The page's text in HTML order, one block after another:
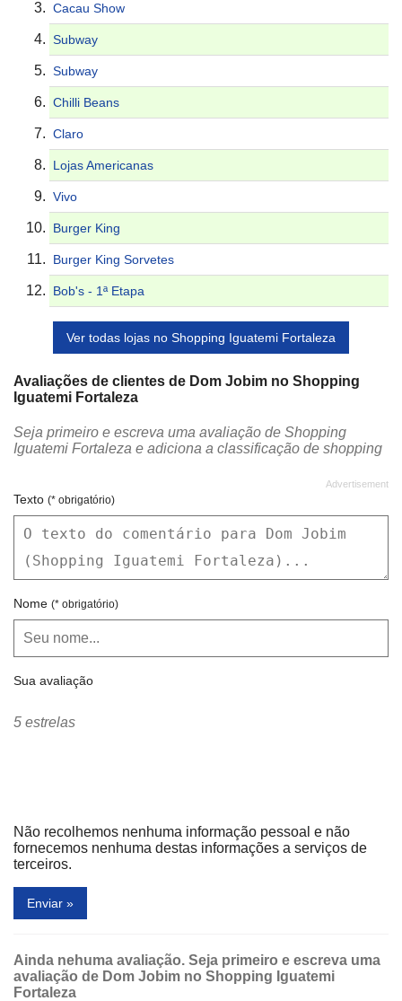
Cacau Show
Subway
Subway
Chilli Beans
Claro
Lojas Americanas
Vivo
Burger King
Burger King Sorvetes
Bob's - 1ª Etapa
Ver todas lojas no Shopping Iguatemi Fortaleza
Avaliações de clientes de Dom Jobim no Shopping
Iguatemi Fortaleza
Seja primeiro e escreva uma avaliação de Shopping
Iguatemi Fortaleza e adiciona a classificação de shopping
Texto (* obrigatório)
Nome (* obrigatório)
Sua avaliação
5 estrelas
Não recolhemos nenhuma informação pessoal e não
fornecemos nenhuma destas informações a serviços de
terceiros.
Enviar »
Ainda nehuma avaliação. Seja primeiro e escreva uma
avaliação de Dom Jobim no Shopping Iguatemi
Fortaleza